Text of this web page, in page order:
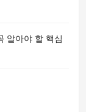
알아야 할 핵심